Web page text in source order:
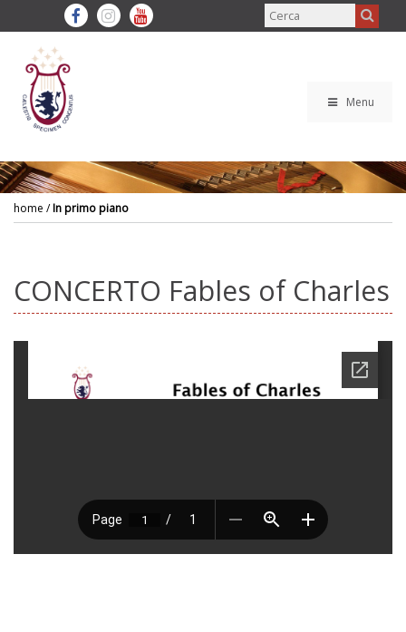
Menu
home /In primo piano
CONCERTO Fables of Charles